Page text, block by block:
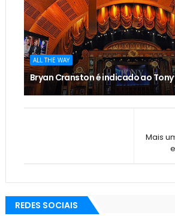
ALL THE WAY
Bryan Cranston é indicado ao
Mais
REDES SOCIAIS